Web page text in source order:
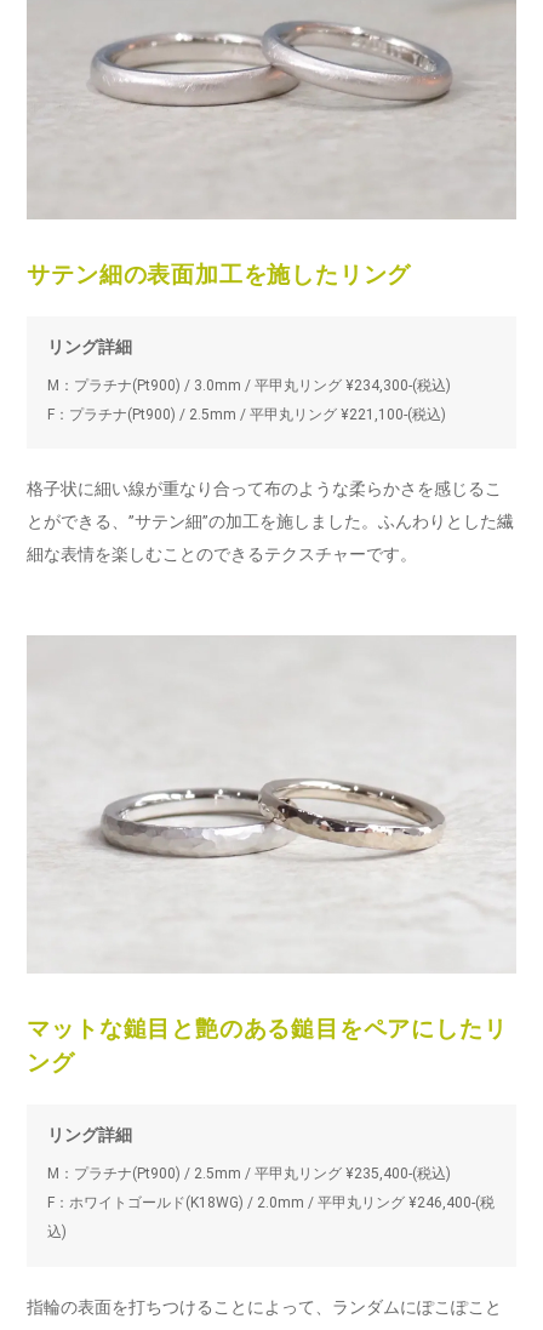
サテン細の表面加工を施したリング
リング詳細
M：プラチナ(Pt900) / 3.0mm / 平甲丸リング ¥234,300-(税込)
F：プラチナ(Pt900) / 2.5mm / 平甲丸リング ¥221,100-(税込)
格子状に細い線が重なり合って布のような柔らかさを感じるこ
とができる、”サテン細”の加工を施しました。ふんわりとした繊
細な表情を楽しむことのできるテクスチャーです。
マットな鎚目と艶のある鎚目をペアにしたリ
ング
リング詳細
M：プラチナ(Pt900) / 2.5mm / 平甲丸リング ¥235,400-(税込)
F：ホワイトゴールド(K18WG) / 2.0mm / 平甲丸リング ¥246,400-(税
込)
指輪の表面を打ちつけることによって、ランダムにぽこぽこと